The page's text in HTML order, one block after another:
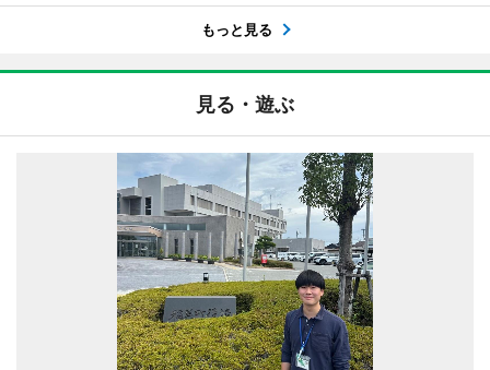
もっと見る
見る・遊ぶ